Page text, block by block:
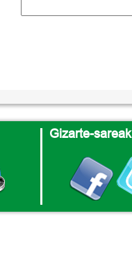
Gizarte-sareak